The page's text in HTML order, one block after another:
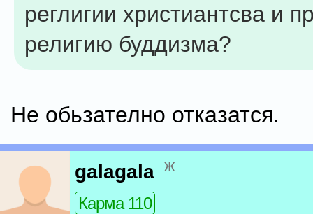
реглигии христиантсва и
религию буддизма?
Не обьзателно отказатся.
galagala ж
Карма 110